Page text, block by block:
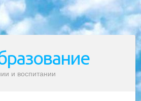
и воспитании